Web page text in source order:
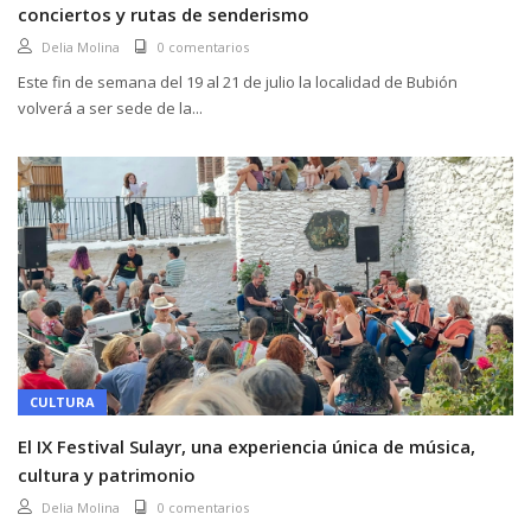
conciertos y rutas de senderismo
Delia Molina 0 comentarios
Este fin de semana del 19 al 21 de julio la localidad de Bubión
volverá a ser sede de la...
CULTURA
El IX Festival Sulayr, una experiencia única de música,
cultura y patrimonio
Delia Molina 0 comentarios